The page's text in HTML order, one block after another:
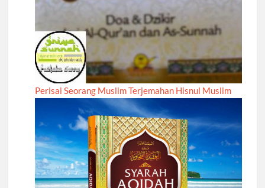
Perisai Seorang Muslim Terjemahan Hisnul Muslim